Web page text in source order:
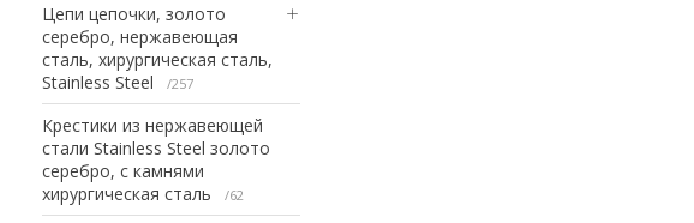
Цепи цепочки, золото
серебро, нержавеющая
сталь, хирургическая сталь,
Stainless Steel
257
Крестики из нержавеющей
стали Stainless Steel золото
серебро, с камнями
хирургическая сталь
62